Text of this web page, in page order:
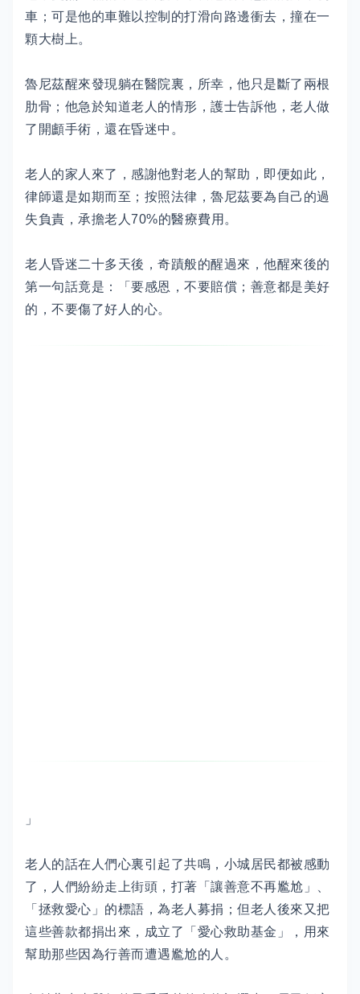
車；可是他的車難以控制的打滑向路邊衝去，撞在一
顆大樹上。
魯尼茲醒來發現躺在醫院裏，所幸，他只是斷了兩根
肋骨；他急於知道老人的情形，護士告訴他，老人做
了開顱手術，還在昏迷中。
老人的家人來了，感謝他對老人的幫助，即便如此，
律師還是如期而至；按照法律，魯尼茲要為自己的過
失負責，承擔老人70%的醫療費用。
老人昏迷二十多天後，奇蹟般的醒過來，他醒來後的
第一句話竟是：「要感恩，不要賠償；善意都是美好
的，不要傷了好人的心。
」
老人的話在人們心裏引起了共鳴，小城居民都被感動
了，人們紛紛走上街頭，打著「讓善意不再尷尬」、
「拯救愛心」的標語，為老人募捐；但老人後來又把
這些善款都捐出來，成立了「愛心救助基金」，用來
幫助那些因為行善而遭遇尷尬的人。